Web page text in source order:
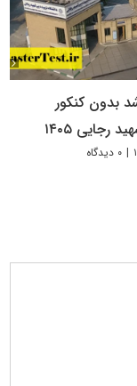
بدون کنکور
رجایی ۱۴۰۵
| ۰ دیدگاه